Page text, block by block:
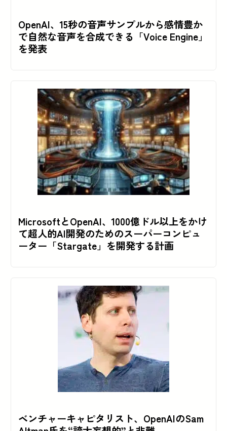
OpenAI、15秒の音声サンプルから感情豊か
で自然な音声を合成できる「Voice Engine」
を発表
MicrosoftとOpenAI、1000億ドル以上をかけ
て超人的AI開発のためのスーパーコンピュ
ーター「Stargate」を開発する計画
ベンチャーキャピタリスト、OpenAIのSam